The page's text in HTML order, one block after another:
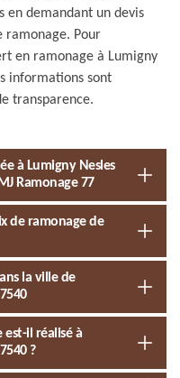
en demandant un devis
ramonage. Pour
en ramonage à Lumigny
informations sont
transparence.
à Lumigny Nesles
Ramonage 77
de ramonage de
la ville de
il réalisé à
?